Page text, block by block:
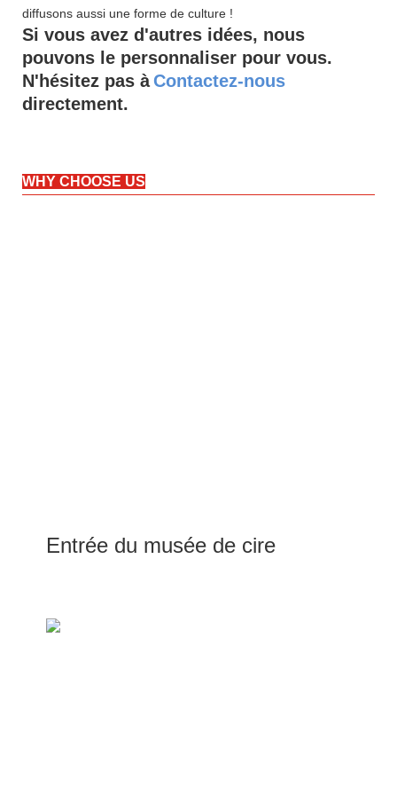
diffusons aussi une forme de culture !
Si vous avez d'autres idées, nous
pouvons le personnaliser pour vous.
N'hésitez pas àContactez-nous
directement.
WHY CHOOSE US
Entrée du musée de cire